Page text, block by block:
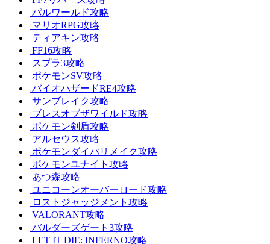
パルワールド攻略
マリオRPG攻略
ティアキン攻略
FF16攻略
スプラ3攻略
ポケモンSV攻略
バイオハザードRE4攻略
サンブレイク攻略
ブレスオブザワイルド攻略
ポケモン剣盾攻略
アルセウス攻略
ポケモンダイパリメイク攻略
ポケモンユナイト攻略
あつ森攻略
ユニコーンオーバーロード攻略
ロストジャッジメント攻略
VALORANT攻略
バルダーズゲート3攻略
LET IT DIE: INFERNO攻略